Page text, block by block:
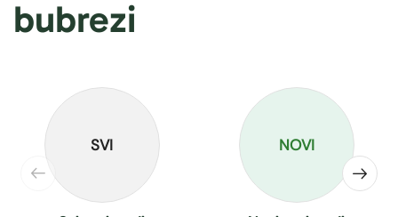
bubrezi
SVI NOVI